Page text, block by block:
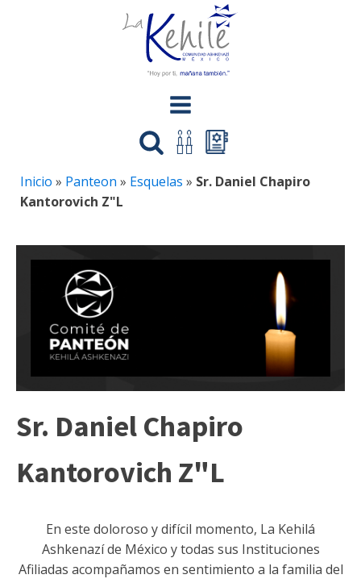
Inicio » Panteon » Esquelas » Sr. Daniel Chapiro
Kantorovich Z"L
Sr. Daniel Chapiro
Kantorovich Z"L
En este doloroso y difícil momento, La Kehilá
Ashkenazí de México y todas sus Instituciones
Afiliadas acompañamos en sentimiento a la familia del